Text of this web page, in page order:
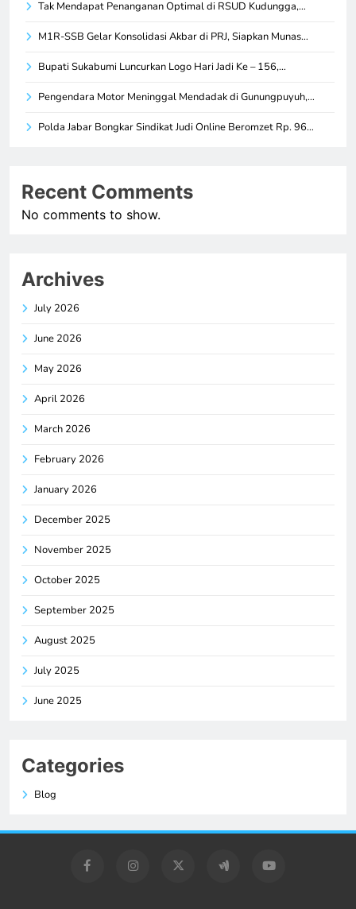
Tak Mendapat Penanganan Optimal di RSUD Kudungga,…
M1R-SSB Gelar Konsolidasi Akbar di PRJ, Siapkan Munas…
Bupati Sukabumi Luncurkan Logo Hari Jadi Ke – 156,…
Pengendara Motor Meninggal Mendadak di Gunungpuyuh,…
Polda Jabar Bongkar Sindikat Judi Online Beromzet Rp. 96…
Recent Comments
No comments to show.
Archives
July 2026
June 2026
May 2026
April 2026
March 2026
February 2026
January 2026
December 2025
November 2025
October 2025
September 2025
August 2025
July 2025
June 2025
Categories
Blog